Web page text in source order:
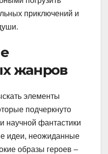
приключений и
жанров
элементы
подчеркнуто
научной фантастики
идеи, неожиданные
образы героев –